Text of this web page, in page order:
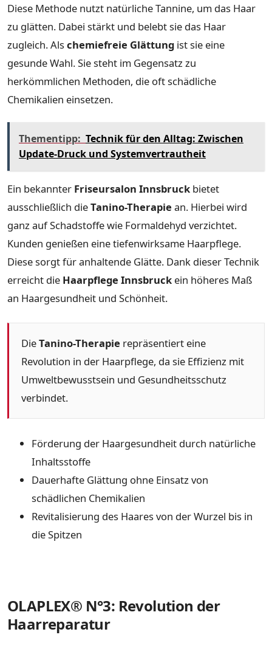
Diese Methode nutzt natürliche Tannine, um das Haar
zu glätten. Dabei stärkt und belebt sie das Haar
zugleich. Alschemiefreie Glättung ist sie eine
gesunde Wahl. Sie steht im Gegensatz zu
herkömmlichen Methoden, die oft schädliche
Chemikalien einsetzen.
Thementipp: Technik für den Alltag: Zwischen
Update-Druck und Systemvertrautheit
Ein bekannter Friseursalon Innsbruck bietet
ausschließlich dieTanino-Therapie an. Hierbei wird
ganz auf Schadstoffe wie Formaldehyd verzichtet.
Kunden genießen eine tiefenwirksame Haarpflege.
Diese sorgt für anhaltende Glätte. Dank dieser Technik
erreicht die Haarpflege Innsbruck ein höheres Maß
an Haargesundheit und Schönheit.
DieTanino-Therapie repräsentiert eine
Revolution in der Haarpflege, da sie Effizienz mit
Umweltbewusstsein und Gesundheitsschutz
verbindet.
Förderung der Haargesundheit durch natürliche
Inhaltsstoffe
Dauerhafte Glättung ohne Einsatz von
schädlichen Chemikalien
Revitalisierung des Haares von der Wurzel bis in
die Spitzen
OLAPLEX® N°3: Revolution der
Haarreparatur